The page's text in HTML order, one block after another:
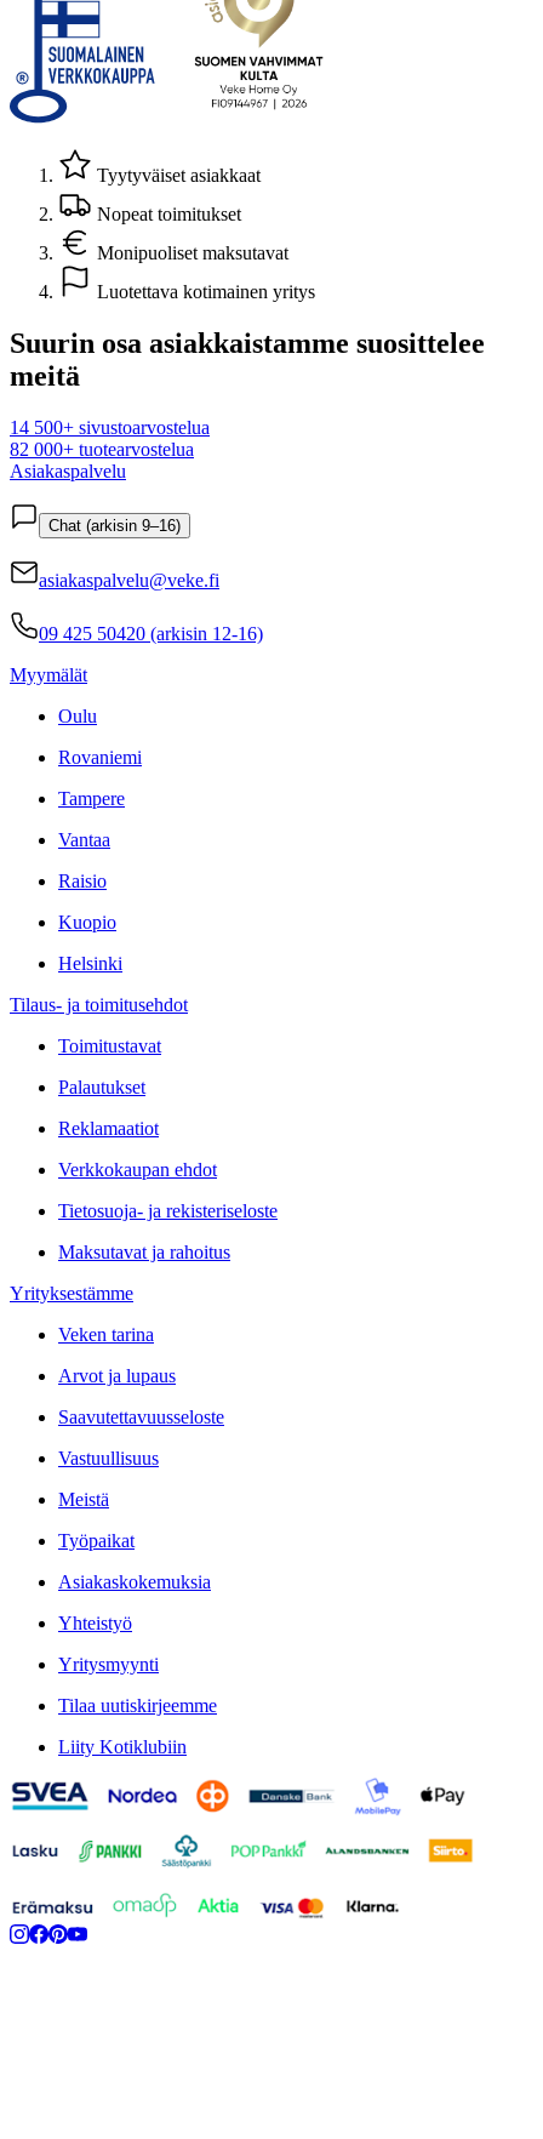
Tyytyväiset asiakkaat
Nopeat toimitukset
Monipuoliset maksutavat
Luotettava kotimainen yritys
Suurin osa asiakkaistamme suosittelee
meitä
14 500+ sivustoarvostelua
82 000+ tuotearvostelua
Asiakaspalvelu
Chat (arkisin 9–16)
asiakaspalvelu@veke.fi
09 425 50420 (arkisin 12-16)
Myymälät
Oulu
Rovaniemi
Tampere
Vantaa
Raisio
Kuopio
Helsinki
Tilaus- ja toimitusehdot
Toimitustavat
Palautukset
Reklamaatiot
Verkkokaupan ehdot
Tietosuoja- ja rekisteriseloste
Maksutavat ja rahoitus
Yrityksestämme
Veken tarina
Arvot ja lupaus
Saavutettavuusseloste
Vastuullisuus
Meistä
Työpaikat
Asiakaskokemuksia
Yhteistyö
Yritysmyynti
Tilaa uutiskirjeemme
Liity Kotiklubiin